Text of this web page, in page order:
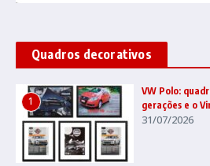
Quadros decorativos
1
VW Polo:
gerações e o
31/07/2026